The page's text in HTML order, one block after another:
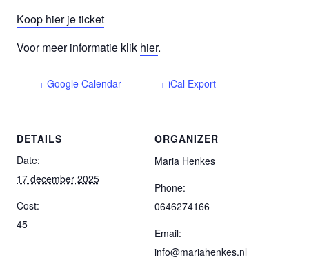
Koop hier je ticket
Voor meer informatie klik hier.
+ Google Calendar + iCal Export
DETAILS
Date:
17 december 2025
Cost:
45
ORGANIZER
Maria Henkes
Phone:
0646274166
Email:
info@mariahenkes.nl